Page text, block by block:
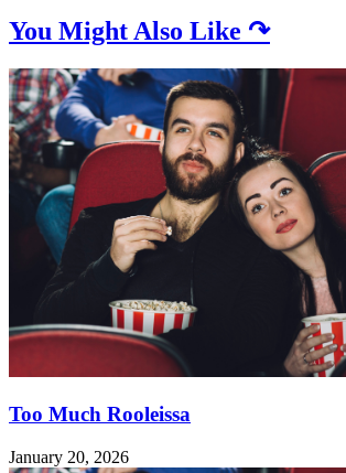
You Might Also Like ↷
Too Much Rooleissa
January 20, 2026